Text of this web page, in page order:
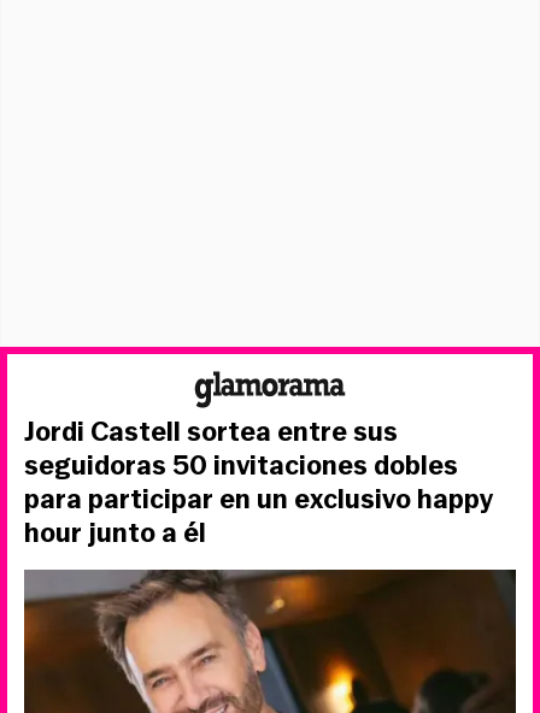
Jordi Castell sortea entre sus
seguidoras 50 invitaciones dobles
para participar en un exclusivo happy
hour junto a él